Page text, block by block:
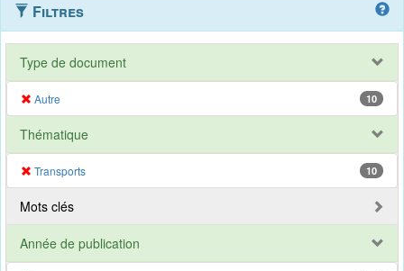
Filtres
Type de document
Autre 10
Thématique
Transports 10
Mots clés
Année de publication